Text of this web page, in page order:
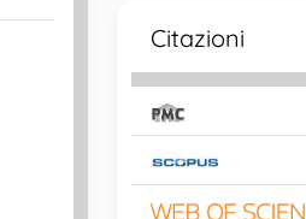
Citazioni